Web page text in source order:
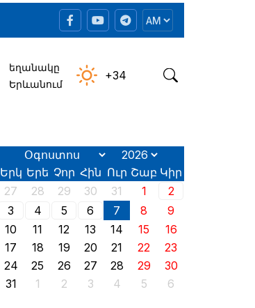
եղանակը
Երևանում
+34
Երկ Երե Չոր Հին Ուր Շաբ Կիր
27
28 29 30 31 1
2
3
4 5 6 7 8
9
10
11 12 13 14 15
16
17
18 19 20 21 22
23
24
25 26 27 28 29
30
31
1 2 3 4 5 6